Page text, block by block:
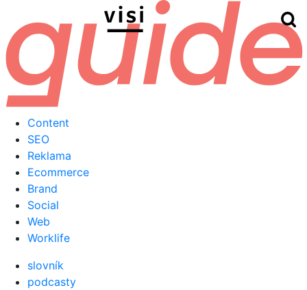
Menu
Content
SEO
Reklama
Ecommerce
Brand
Social
Web
Worklife
slovník
podcasty